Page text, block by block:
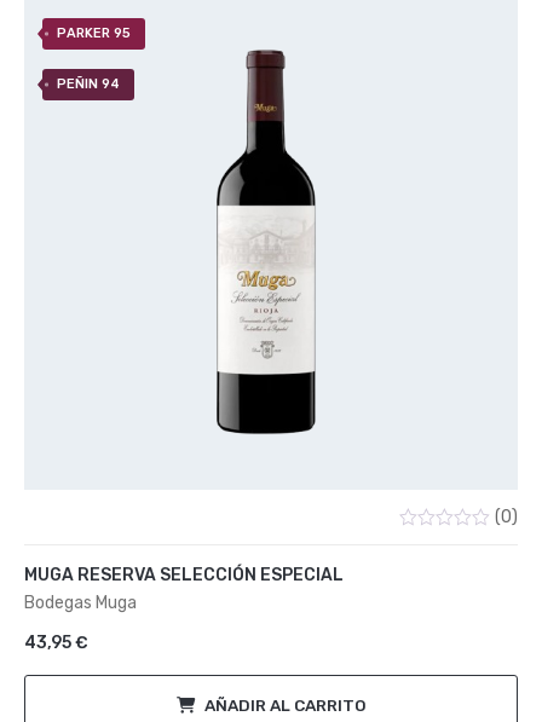
PARKER 95
PEÑIN 94
(0)
MUGA RESERVA SELECCIÓN ESPECIAL
Bodegas Muga
43,95€
AÑADIR AL CARRITO